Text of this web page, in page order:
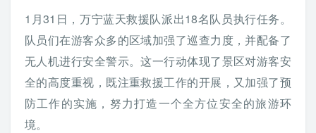
1月31日，万宁蓝天救援队派出18名队员执行任务。
队员们在游客众多的区域加强了巡查力度，并配备了
无人机进行安全警示。这一行动体现了景区对游客安
全的高度重视，既注重救援工作的开展，又加强了预
防工作的实施，努力打造一个全方位安全的旅游环
境。